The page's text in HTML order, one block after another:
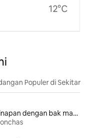
12°C
Populer di Sekitar
Penginapan dengan bak mandi air panas